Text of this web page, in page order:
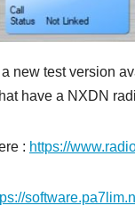
new test version
have a NXDN
: https://